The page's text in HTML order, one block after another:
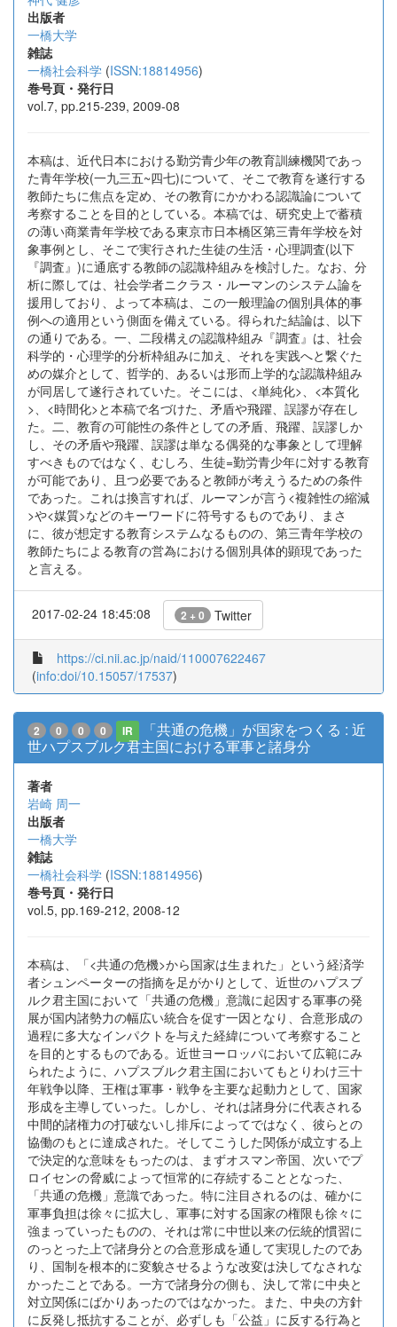
出版者
一橋大学
雑誌
一橋社会科学 (ISSN:18814956)
巻号頁・発行日
vol.7, pp.215-239, 2009-08
本稿は、近代日本における勤労青少年の教育訓練機関であっ
た青年学校(一九三五~四七)について、そこで教育を遂行する
教師たちに焦点を定め、その教育にかかわる認識論について
考察することを目的としている。本稿では、研究史上で蓄積
の薄い商業青年学校である東京市日本橋区第三青年学校を対
象事例とし、そこで実行された生徒の生活・心理調査(以下
『調査』)に通底する教師の認識枠組みを検討した。なお、分
析に際しては、社会学者ニクラス・ルーマンのシステム論を
援用しており、よって本稿は、この一般理論の個別具体的事
例への適用という側面を備えている。得られた結論は、以下
の通りである。一、二段構えの認識枠組み『調査』は、社会
科学的・心理学的分析枠組みに加え、それを実践へと繋ぐた
めの媒介として、哲学的、あるいは形而上学的な認識枠組み
が同居して遂行されていた。そこには、<単純化>、<本質化
>、<時間化>と本稿で名づけた、矛盾や飛躍、誤謬が存在し
た。二、教育の可能性の条件としての矛盾、飛躍、誤謬しか
し、その矛盾や飛躍、誤謬は単なる偶発的な事象として理解
すべきものではなく、むしろ、生徒=勤労青少年に対する教育
が可能であり、且つ必要であると教師が考えうるための条件
であった。これは換言すれば、ルーマンが言う<複雑性の縮減
>や<媒質>などのキーワードに符号するものであり、まさ
に、彼が想定する教育システムなるものの、第三青年学校の
教師たちによる教育の営為における個別具体的顕現であった
と言える。
2017-02-24 18:45:08 2 + 0 Twitter
https://ci.nii.ac.jp/naid/110007622467
(info:doi/10.15057/17537)
2 0 0 0 IR
「共通の危機」が国家をつくる : 近
世ハプスブルク君主国における軍事と諸身分
著者
岩崎 周一
出版者
一橋大学
雑誌
一橋社会科学 (ISSN:18814956)
巻号頁・発行日
vol.5, pp.169-212, 2008-12
本稿は、「<共通の危機>から国家は生まれた」という経済学
者シュンペーターの指摘を足がかりとして、近世のハプスブ
ルク君主国において「共通の危機」意識に起因する軍事の発
展が国内諸勢力の幅広い統合を促す一因となり、合意形成の
過程に多大なインパクトを与えた経緯について考察すること
を目的とするものである。近世ヨーロッパにおいて広範にみ
られたように、ハプスブルク君主国においてもとりわけ三十
年戦争以降、王権は軍事・戦争を主要な起動力として、国家
形成を主導していった。しかし、それは諸身分に代表される
中間的諸権力の打破ないし排斥によってではなく、彼らとの
協働のもとに達成された。そしてこうした関係が成立する上
で決定的な意味をもったのは、まずオスマン帝国、次いでプ
ロイセンの脅威によって恒常的に存続することとなった、
「共通の危機」意識であった。特に注目されるのは、確かに
軍事負担は徐々に拡大し、軍事に対する国家の権限も徐々に
強まっていったものの、それは常に中世以来の伝統的慣習に
のっとった上で諸身分との合意形成を通して実現したのであ
り、国制を根本的に変貌させるような改変は決してなされな
かったことである。一方で諸身分の側も、決して常に中央と
対立関係にばかりあったのではなかった。また、中央の方針
に反発し抵抗することが、必ずしも「公益」に反する行為と